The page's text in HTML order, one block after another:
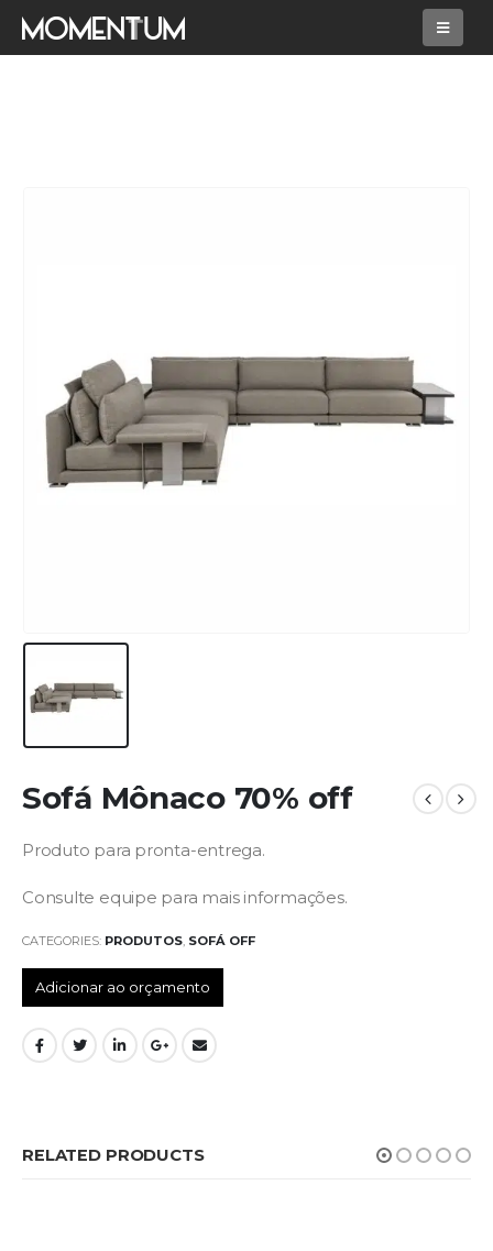
Sofá Mônaco 70% off
Produto para pronta-entrega.
Consulte equipe para mais informações.
CATEGORIES: PRODUTOS, SOFÁ OFF
Adicionar ao orçamento
RELATED PRODUCTS